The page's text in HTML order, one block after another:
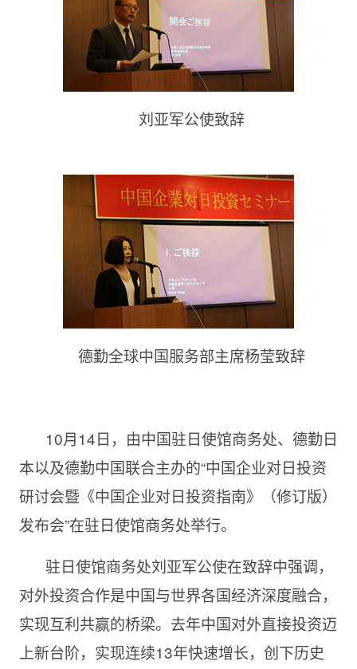
刘亚军公使致辞
德勤全球中国服务部主席杨莹致辞
10月14日，由中国驻日使馆商务处、德勤日
本以及德勤中国联合主办的“中国企业对日投资
研讨会暨《中国企业对日投资指南》（修订版）
发布会”在驻日使馆商务处举行。
驻日使馆商务处刘亚军公使在致辞中强调，
对外投资合作是中国与世界各国经济深度融合，
实现互利共赢的桥梁。去年中国对外直接投资迈
上新台阶，实现连续13年快速增长，创下历史